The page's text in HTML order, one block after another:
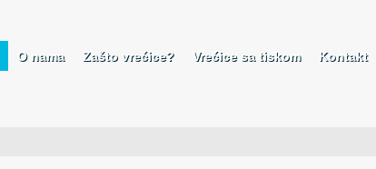
O nama Zašto vrećice? Vrećice sa tiskom Kontakt